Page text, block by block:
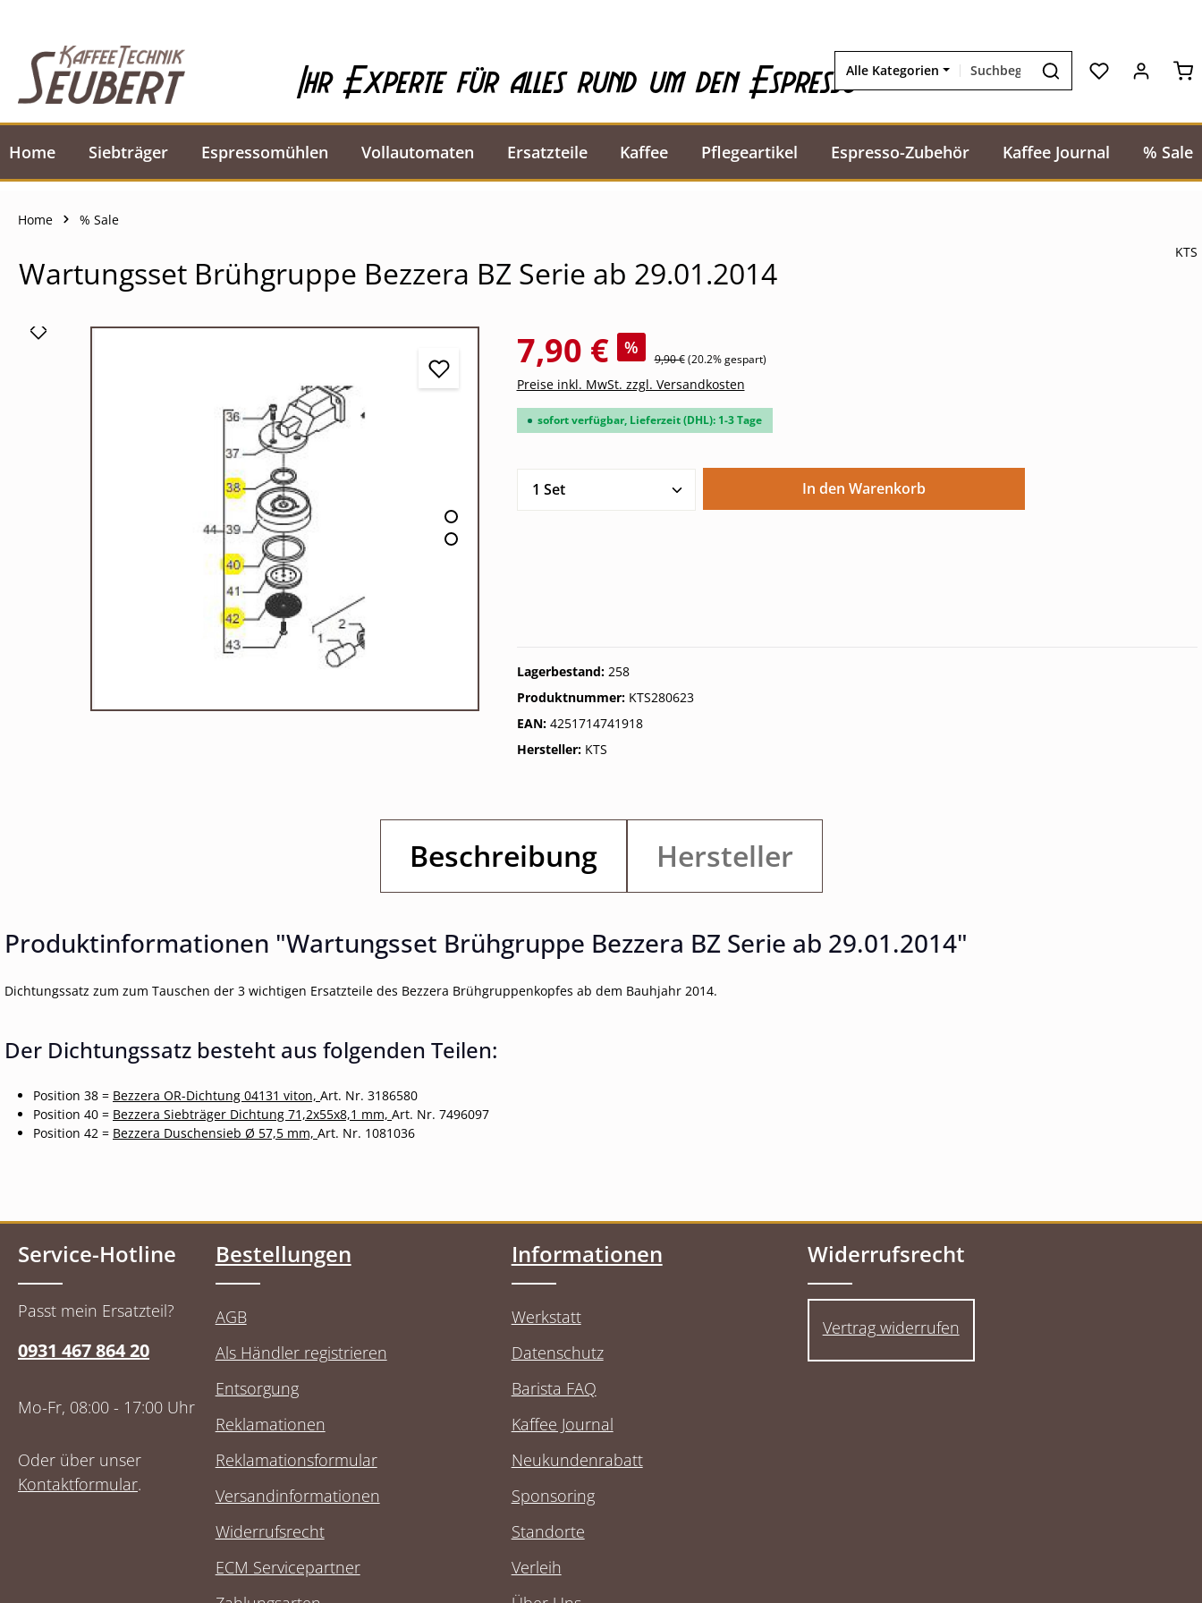
Ihr Experte für alles rund um den EspressoAlle Kategorien
Home Siebträger Espressomühlen Vollautomaten Ersatzteile Kaffee Pflegeartikel Espresso-Zubehör Kaffee Journal % Sale
Home % Sale
Wartungsset Brühgruppe Bezzera BZ Serie ab 29.01.2014
KTS
Bildergalerie überspringen 7,90 € %
9,90 € (20.2% gespart)
Preise inkl. MwSt. zzgl. Versandkosten
sofort verfügbar, Lieferzeit (DHL): 1-3 Tage
Produkt Anzahl: Gib den gewünschten Wert ein oder benutze die
In den Warenkorb
Lagerbestand: 258
Produktnummer: KTS280623
EAN: 4251714741918
Hersteller: KTS
Beschreibung Hersteller
Produktinformationen "Wartungsset Brühgruppe Bezzera BZ Serie ab 29.01.2014"
Dichtungssatz zum zum Tauschen der 3 wichtigen Ersatzteile des Bezzera Brühgruppenkopfes ab dem Bauhjahr 2014.
Der Dichtungssatz besteht aus folgenden Teilen:
Position 38 = Bezzera OR-Dichtung 04131 viton, Art. Nr. 3186580
Position 40 = Bezzera Siebträger Dichtung 71,2x55x8,1 mm, Art. Nr. 7496097
Position 42 = Bezzera Duschensieb Ø 57,5 mm, Art. Nr. 1081036
Service-Hotline
Passt mein Ersatzteil?
0931 467 864 20
Mo-Fr, 08:00 - 17:00 Uhr
Oder über unser
Kontaktformular.
Bestellungen
AGB
Als Händler registrieren
Entsorgung
Reklamationen
Reklamationsformular
Versandinformationen
Widerrufsrecht
ECM Servicepartner
Informationen
Werkstatt
Datenschutz
Barista FAQ
Kaffee Journal
Neukundenrabatt
Sponsoring
Standorte
Verleih
Widerrufsrecht
Vertrag widerrufen